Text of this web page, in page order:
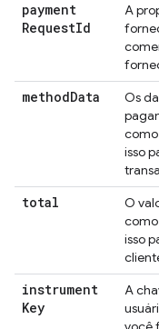
payment
RequestId
A
methodData
Os
isso
total
O
isso
instrument
Key
A